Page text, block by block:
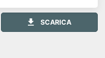
SCARICA